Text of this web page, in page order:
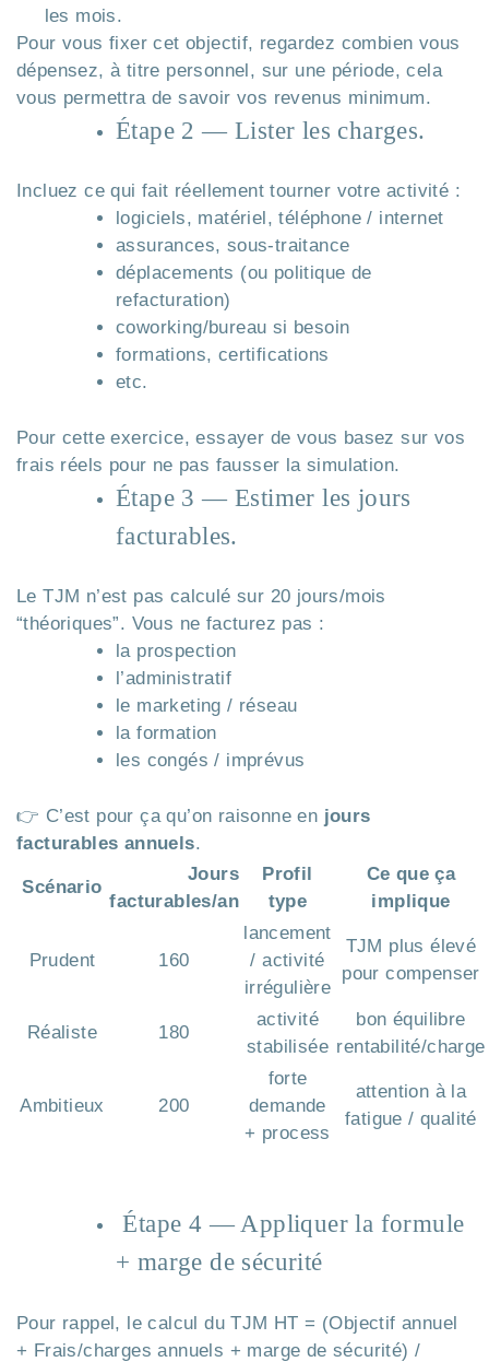
les mois.
Pour vous fixer cet objectif, regardez combien vous
dépensez, à titre personnel, sur une période, cela
vous permettra de savoir vos revenus minimum.
Étape 2 — Lister les charges.
Incluez ce qui fait réellement tourner votre activité :
logiciels, matériel, téléphone / internet
assurances, sous-traitance
déplacements (ou politique de
refacturation)
coworking/bureau si besoin
formations, certifications
etc.
Pour cette exercice, essayer de vous basez sur vos
frais réels pour ne pas fausser la simulation.
Étape 3 — Estimer les jours
facturables.
Le TJM n’est pas calculé sur 20 jours/mois
“théoriques”. Vous ne facturez pas :
la prospection
l’administratif
le marketing / réseau
la formation
les congés / imprévus
👉 C’est pour ça qu’on raisonne en jours
facturables annuels.
Scénario
Jours
facturables/an
Profil
type
Ce que ça
implique
Prudent 160
lancement
/ activité
irrégulière
TJM plus élevé
pour compenser
Réaliste 180
activité
stabilisée
bon équilibre
rentabilité/charge
Ambitieux 200
forte
demande
+ process
attention à la
fatigue / qualité
Étape 4 — Appliquer la formule
+ marge de sécurité
Pour rappel, le calcul du TJM HT = (Objectif annuel
+ Frais/charges annuels + marge de sécurité) /